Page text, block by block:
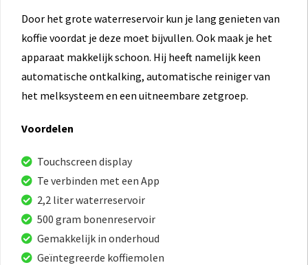
Door het grote waterreservoir kun je lang genieten van
koffie voordat je deze moet bijvullen. Ook maak je het
apparaat makkelijk schoon. Hij heeft namelijk keen
automatische ontkalking, automatische reiniger van
het melksysteem en een uitneembare zetgroep.
Voordelen
Touchscreen display
Te verbinden met een App
2,2 liter waterreservoir
500 gram bonenreservoir
Gemakkelijk in onderhoud
Geïntegreerde koffiemolen